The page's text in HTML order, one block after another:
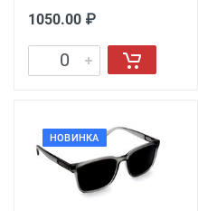
1050.00 ₽
НОВИНКА